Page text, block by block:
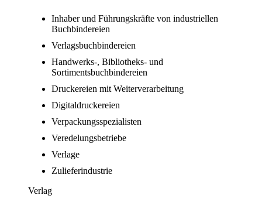
Inhaber und Führungskräfte von industriellen
Buchbindereien
Verlagsbuchbindereien
Handwerks-, Bibliotheks- und
Sortimentsbuchbindereien
Druckereien mit Weiterverarbeitung
Digitaldruckereien
Verpackungsspezialisten
Veredelungsbetriebe
Verlage
Zulieferindustrie
Verlag